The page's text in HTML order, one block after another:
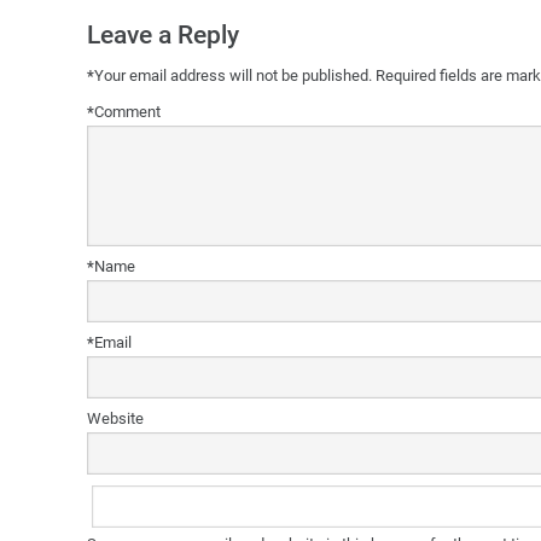
Leave a Reply
Your email address will not be published. Required fields are
*
Comment
*
Name
*
Email
*
Website